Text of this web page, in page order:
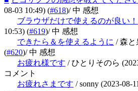
08-03 10:49) (#618)/ 中 感想
ブラウザだけで使えるのが良い！
10:53) (#619)/ 中 感想
できたら＆を使えるように / 森と
(#620)/ 中 感想
お疲れ様です / ひとりそのら
コメント
お疲れさまです / sonny (2023-08-